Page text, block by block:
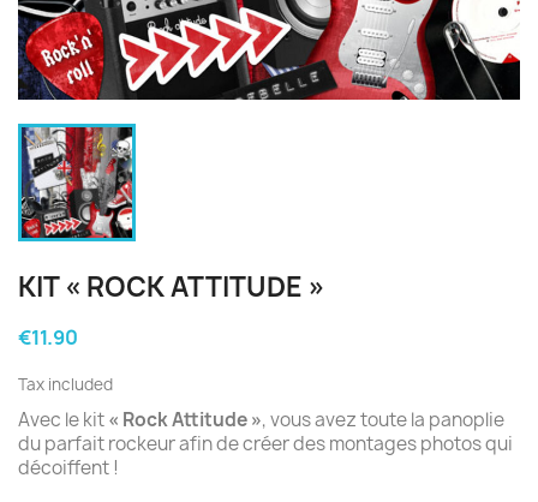
KIT « ROCK ATTITUDE »
€11.90
Tax included
Avec le kit« Rock Attitude », vous avez toute la panoplie
du parfait rockeur afin de créer des montages photos qui
décoiffent !